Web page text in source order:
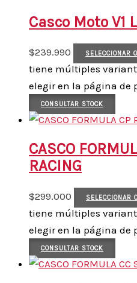
Casco Moto V1
$239.990 SELECCIONAR
tiene múltiples
elegir en la página de
CONSULTAR STOCK
CASCO
RACING
$299.000 SELECCIONAR
tiene múltiples
elegir en la página de
CONSULTAR STOCK